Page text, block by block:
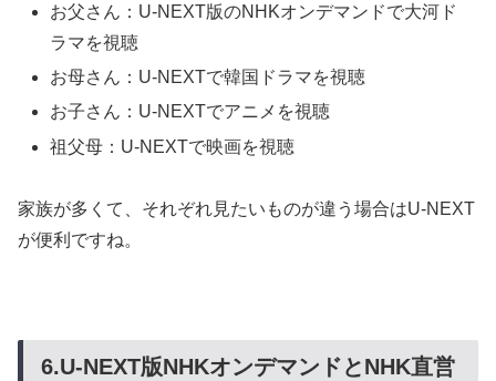
お父さん：U-NEXT版のNHKオンデマンドで大河ド
ラマを視聴
お母さん：U-NEXTで韓国ドラマを視聴
お子さん：U-NEXTでアニメを視聴
祖父母：U-NEXTで映画を視聴
家族が多くて、それぞれ見たいものが違う場合はU-NEXT
が便利ですね。
6.U-NEXT版NHKオンデマンドとNHK直営